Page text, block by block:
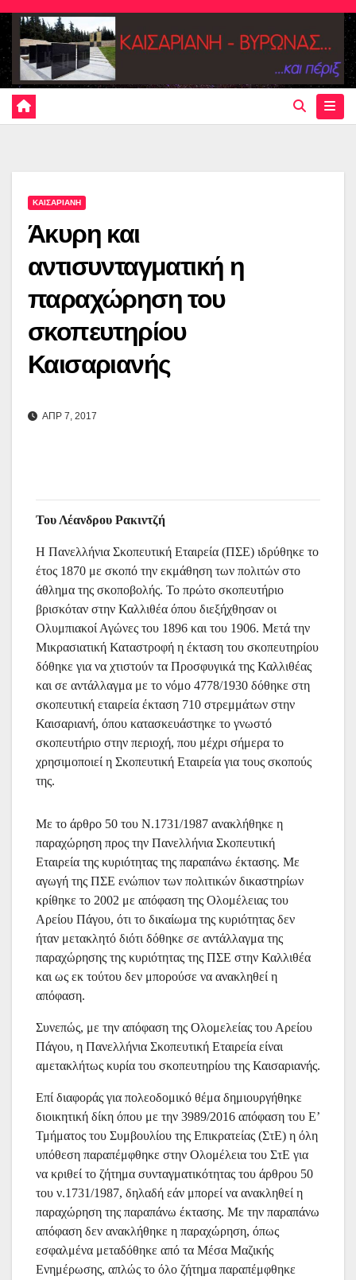
Skip
content
ΚΑΙΣΑΡΙΑΝΗ
Άκυρη και
αντισυνταγματική η
παραχώρηση του
σκοπευτηρίου
Καισαριανής
ΑΠΡ 7, 2017
Του Λέανδρου Ρακιντζή
Η Πανελλήνια Σκοπευτική Εταιρεία (ΠΣΕ) ιδρύθηκε το
έτος 1870 με σκοπό την εκμάθηση των πολιτών στο
άθλημα της σκοποβολής. Το πρώτο σκοπευτήριο
βρισκόταν στην Καλλιθέα όπου διεξήχθησαν οι
Ολυμπιακοί Αγώνες του 1896 και του 1906. Μετά την
Μικρασιατική Καταστροφή η έκταση του σκοπευτηρίου
δόθηκε για να χτιστούν τα Προσφυγικά της Καλλιθέας
και σε αντάλλαγμα με το νόμο 4778/1930 δόθηκε στη
σκοπευτική εταιρεία έκταση 710 στρεμμάτων στην
Καισαριανή, όπου κατασκευάστηκε το γνωστό
σκοπευτήριο στην περιοχή, που μέχρι σήμερα το
χρησιμοποιεί η Σκοπευτική Εταιρεία για τους σκοπούς
της.
Με το άρθρο 50 του Ν.1731/1987 ανακλήθηκε η
παραχώρηση προς την Πανελλήνια Σκοπευτική
Εταιρεία της κυριότητας της παραπάνω έκτασης. Με
αγωγή της ΠΣΕ ενώπιον των πολιτικών δικαστηρίων
κρίθηκε το 2002 με απόφαση της Ολομέλειας του
Αρείου Πάγου, ότι το δικαίωμα της κυριότητας δεν
ήταν μετακλητό διότι δόθηκε σε αντάλλαγμα της
παραχώρησης της κυριότητας της ΠΣΕ στην Καλλιθέα
και ως εκ τούτου δεν μπορούσε να ανακληθεί η
απόφαση.
Συνεπώς, με την απόφαση της Ολομελείας του Αρείου
Πάγου, η Πανελλήνια Σκοπευτική Εταιρεία είναι
αμετακλήτως κυρία του σκοπευτηρίου της Καισαριανής.
Επί διαφοράς για πολεοδομικό θέμα δημιουργήθηκε
διοικητική δίκη όπου με την 3989/2016 απόφαση του Ε’
Τμήματος του Συμβουλίου της Επικρατείας (ΣτΕ) η όλη
υπόθεση παραπέμφθηκε στην Ολομέλεια του ΣτΕ για
να κριθεί το ζήτημα συνταγματικότητας του άρθρου 50
του ν.1731/1987, δηλαδή εάν μπορεί να ανακληθεί η
παραχώρηση της παραπάνω έκτασης. Με την παραπάνω
απόφαση δεν ανακλήθηκε η παραχώρηση, όπως
εσφαλμένα μεταδόθηκε από τα Μέσα Μαζικής
Ενημέρωσης, απλώς το όλο ζήτημα παραπέμφθηκε